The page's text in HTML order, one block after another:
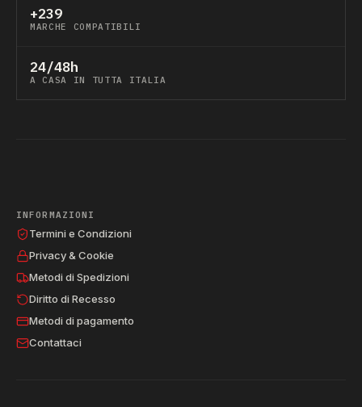
+239
MARCHE COMPATIBILI
24/48h
A CASA IN TUTTA ITALIA
INFORMAZIONI
Termini e Condizioni
Privacy & Cookie
Metodi di Spedizioni
Diritto di Recesso
Metodi di pagamento
Contattaci